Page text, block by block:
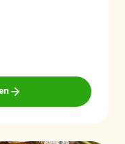
andere gelegenheid.